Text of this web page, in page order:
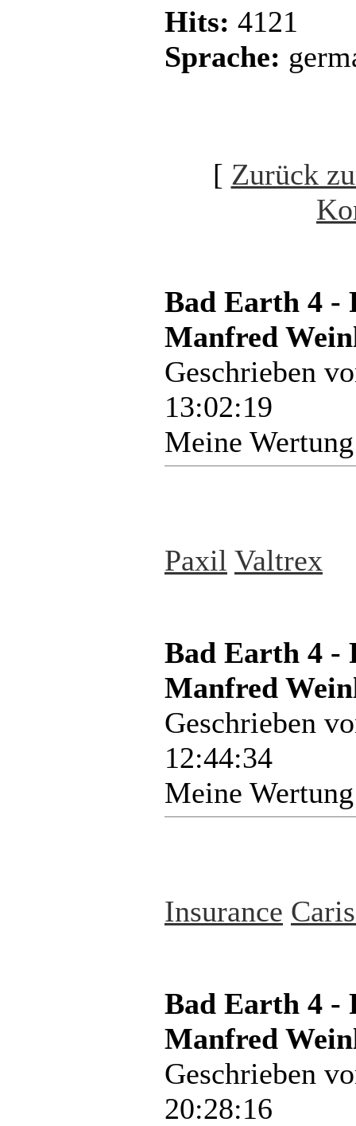
Hits: 4121
Sprache:
[ Zurück
Bad Earth 4 -
Manfred
Geschrieben
13:02:19
Meine
Paxil Valtrex
Bad Earth 4 -
Manfred
Geschrieben
12:44:34
Meine
Insurance
Bad Earth 4 -
Manfred
Geschrieben
20:28:16